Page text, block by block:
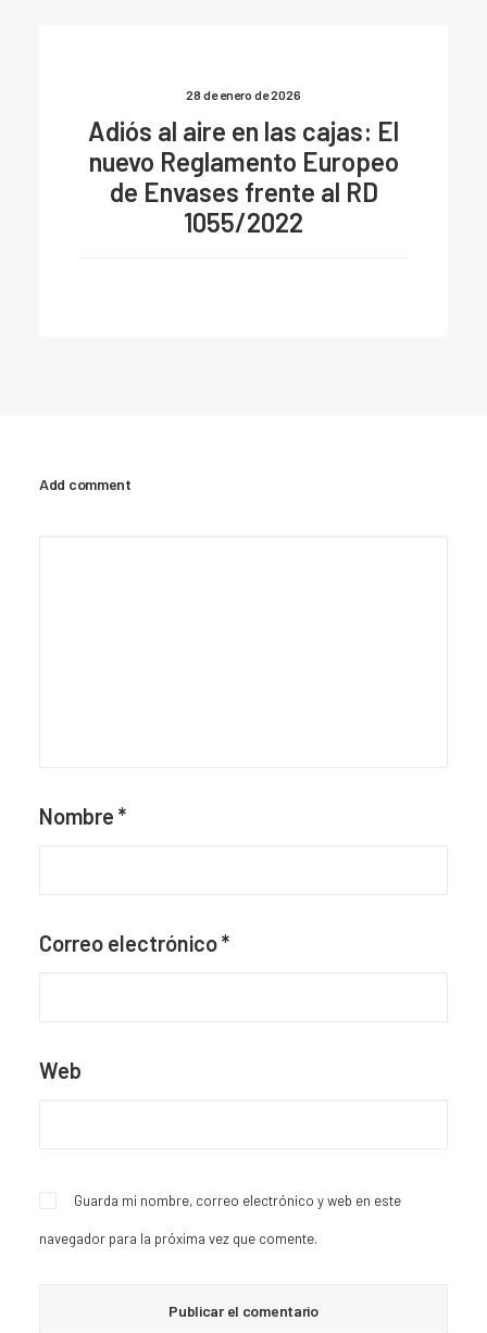
28 de enero de 2026
Adiós al aire en las cajas: El
nuevo Reglamento Europeo
de Envases frente al RD
1055/2022
Add comment
Nombre *
Correo electrónico*
Web
Guarda mi nombre, correo electrónico y web en este
navegador para la próxima vez que comente.